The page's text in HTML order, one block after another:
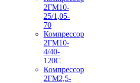
2ГМ10-
25/1,05-
70
Компрессор
2ГМ10-
4/40-
120С
Компрессор
2ГМ2,5-